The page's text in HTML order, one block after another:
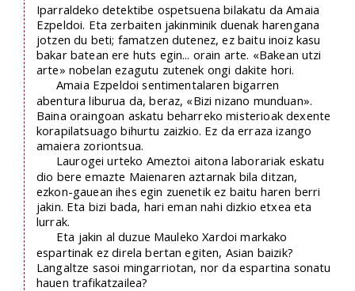
Iparraldeko detektibe ospetsuena bilakatu da Amaia
Ezpeldoi. Eta zerbaiten jakinminik duenak harengana
jotzen du beti; famatzen dutenez, ez baitu inoiz kasu
bakar batean ere huts egin... orain arte. «Bakean utzi
arte» nobelan ezagutu zutenek ongi dakite hori.
Amaia Ezpeldoi sentimentalaren bigarren
abentura liburua da, beraz, «Bizi nizano munduan».
Baina oraingoan askatu beharreko misterioak dexente
korapilatsuago bihurtu zaizkio. Ez da erraza izango
amaiera zoriontsua.
Laurogei urteko Ameztoi aitona laborariak eskatu
dio bere emazte Maienaren aztarnak bila ditzan,
ezkon-gauean ihes egin zuenetik ez baitu haren berri
jakin. Eta bizi bada, hari eman nahi dizkio etxea eta
lurrak.
Eta jakin al duzue Mauleko Xardoi markako
espartinak ez direla bertan egiten, Asian baizik?
Langaltze sasoi mingarriotan, nor da espartina sonatu
hauen trafikatzailea?